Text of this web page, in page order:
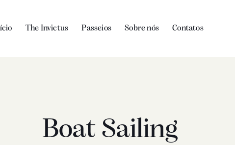
The Invictus Passeios Sobre nós Contatos
Boat Sailing